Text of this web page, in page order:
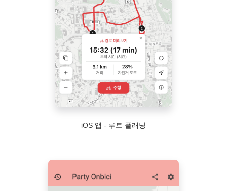
iOS 앱 - 루트 플래닝